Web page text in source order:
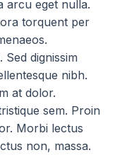
arcu eget nulla.
torquent per
dignissim
nibh.
at dolor.
sem. Proin
Morbi lectus
non, massa.